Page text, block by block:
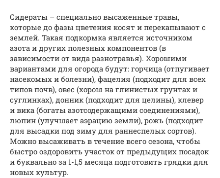
Сидераты – специально высаженные травы,
которые до фазы цветения косят и перекапывают с
землей. Такая подкормка является источником
азота и других полезных компонентов (в
зависимости от вида разнотравья). Хорошими
вариантами для огорода будут: горчица (отпугивает
насекомых и болезни), фацелия (подходит для всех
типов почв), овес (хорош на глинистых грунтах и
суглинках), донник (подходит для целины), клевер
и вика (богаты азотсодержащими соединениями),
люпин (улучшает аэрацию земли), рожь (подходит
для высадки под зиму для раннеспелых сортов).
Можно высаживать в течение всего сезона, чтобы
быстро оздоровить участок от предыдущих посадок
и буквально за 1-1,5 месяца подготовить грядки для
новых культур.